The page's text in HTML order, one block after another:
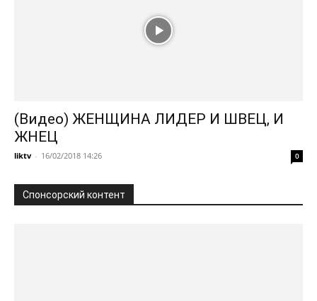
(Видео) ЖЕНЩИНА ЛИДЕР И ШВЕЦ, И
ЖНЕЦ
liktv - 16/02/2018 14:26 0
Спонсорский контент